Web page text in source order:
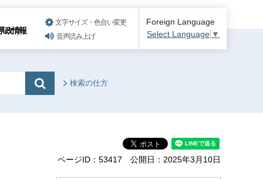
政情報
文字サイズ・色合い変更
音声読み上げ
Foreign Language
Select Language ▼
検索の仕方
ページID：53417 公開日：2025年3月10日